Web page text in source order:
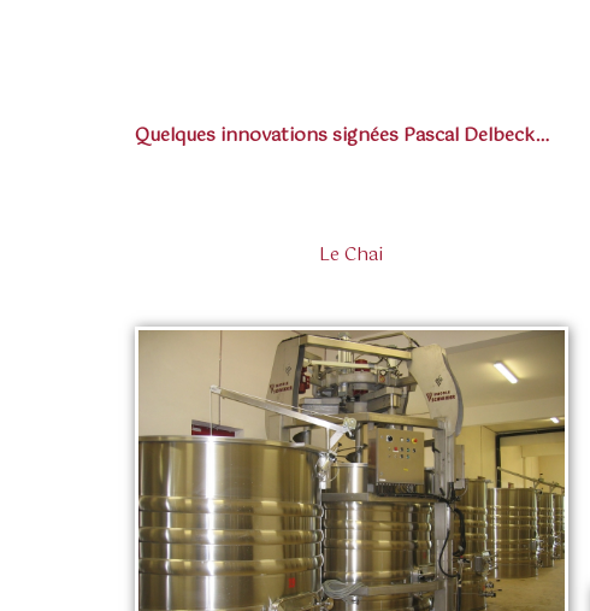
Quelques innovations signées Pascal Delbeck…
Le Chai